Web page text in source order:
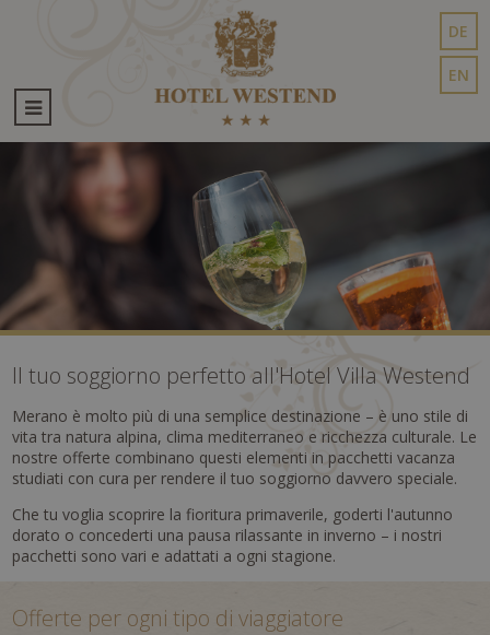
DE
EN
Il tuo soggiorno perfetto all'Hotel Villa Westend
Merano è molto più di una semplice destinazione – è uno stile di
vita tra natura alpina, clima mediterraneo e ricchezza culturale. Le
nostre offerte combinano questi elementi in pacchetti vacanza
studiati con cura per rendere il tuo soggiorno davvero speciale.
Che tu voglia scoprire la fioritura primaverile, goderti l'autunno
dorato o concederti una pausa rilassante in inverno – i nostri
pacchetti sono vari e adattati a ogni stagione.
Offerte per ogni tipo di viaggiatore